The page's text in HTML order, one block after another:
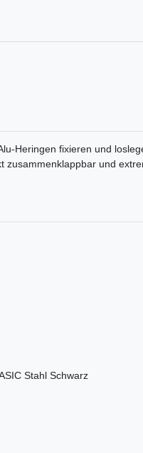
Heringen fixieren und
zusammenklappbar und
Stahl Schwarz